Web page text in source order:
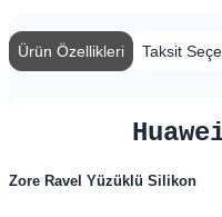
Ürün Özellikleri Taksit
Zore Ravel Yüzüklü Silikon